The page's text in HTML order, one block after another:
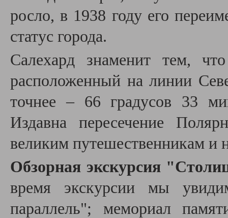
росло, в 1938 году его
статус города.
Салехард знаменит тем,
расположенный на линии
точнее – 66 градусов 33
Издавна пересечение
великим путешественникам и
Обзорная экскурсия
время экскурсии мы
параллель"; мемориал